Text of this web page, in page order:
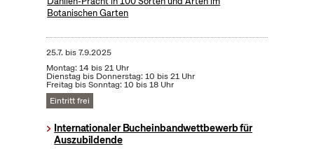
Botanischen Garten
25.7. bis7.9.2025
Montag: 14 bis 21 Uhr
Dienstag bis Donnerstag: 10 bis 21 Uhr
Freitag bis Sonntag: 10 bis 18 Uhr
Eintritt frei
Internationaler Bucheinbandwettbewerb für
Auszubildende